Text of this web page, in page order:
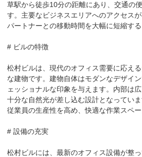
草駅から徒歩10分の距離にあり、交通の
す。主要なビジネスエリアへのアクセス
パートナーとの移動時間を大幅に短縮する
# ビルの特徴
松村ビルは、現代のオフィス需要に応え
な建物です。建物自体はモダンなデザイ
ェッショナルな印象を与えます。内部は
十分な自然光が差し込む設計となっていま
従業員の生産性を高め、快適な作業スペー
# 設備の充実
松村ビルには、最新のオフィス設備が整